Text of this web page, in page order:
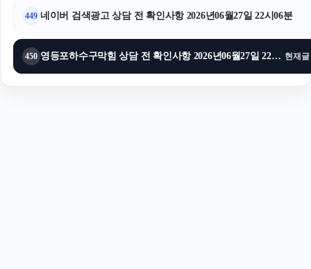
449 네이버 검색광고 상담 전 확인사항 2026년06월27일 22시06분
450 영등포하수구막힘 상담 전 확인사항 2026년06월27일 22시04분 현재글